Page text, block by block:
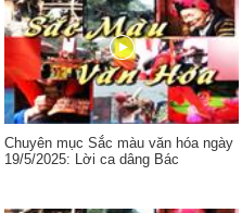
Chuyên mục Sắc màu văn hóa ngày
19/5/2025: Lời ca dâng Bác